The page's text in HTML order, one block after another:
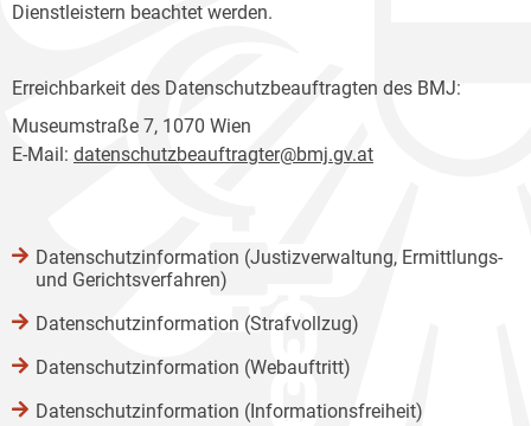
Dienstleistern beachtet werden.
Erreichbarkeit des Datenschutzbeauftragten des BMJ:
Museumstraße 7, 1070 Wien
E-Mail: datenschutzbeauftragter@bmj.gv.at
Datenschutzinformation (Justizverwaltung, Ermittlungs-
und Gerichtsverfahren)
Datenschutzinformation (Strafvollzug)
Datenschutzinformation (Webauftritt)
Datenschutzinformation (Informationsfreiheit)